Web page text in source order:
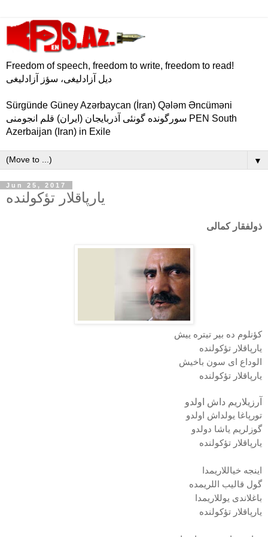
Freedom of speech, freedom to write, freedom to read!
دیل آزادلیغی، سؤز آزادلیغی
Sürgünde Güney Azərbaycan (İran) Qələm Əncüməni
سورگونده گونئی آذربایجان (ایران) قلم انجومنی PEN South
Azerbaijan (Iran) in Exile
▼
Jun 25, 2017
یارپاقلار تؤكولنده
ذولفقار کمالی
كؤنلوم ده بیر تیتره ییش
یارپاقلار تؤكولنده
الوداع ای سون باخیش
یارپاقلار تؤكولنده
آرزیلاریم داش اولدو
تورپاغا یولداش اولدو
گوزلریم یاشا دولدو
یارپاقلار تؤكولنده
اینجه خیاللاریمدا
گول قالیب اللریمده
باغلاندی یوللاریمدا
یارپاقلار تؤكولنده